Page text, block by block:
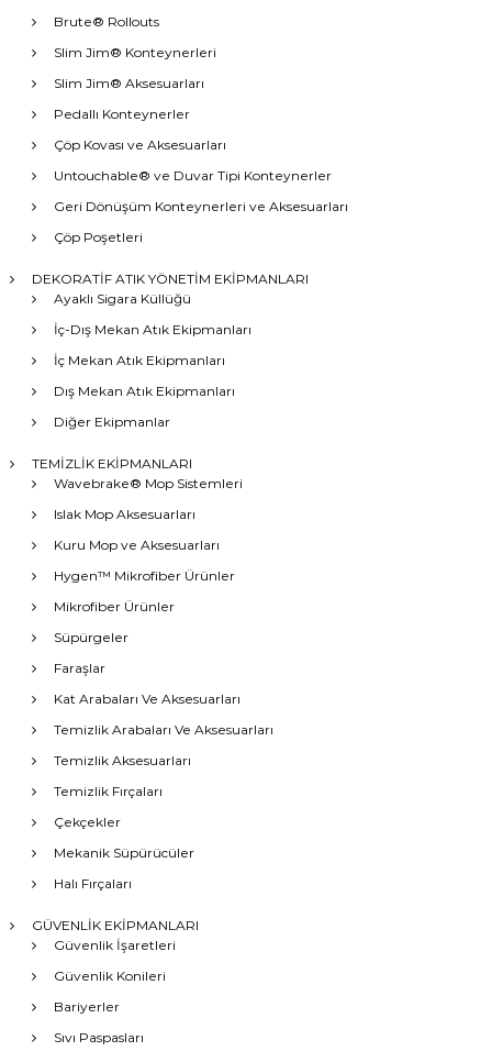
Brute® Rollouts
Slim Jim® Konteynerleri
Slim Jim® Aksesuarları
Pedallı Konteynerler
Çöp Kovası ve Aksesuarları
Untouchable® ve Duvar Tipi Konteynerler
Geri Dönüşüm Konteynerleri ve Aksesuarları
Çöp Poşetleri
DEKORATİF ATIK YÖNETİM EKİPMANLARI
Ayaklı Sigara Küllüğü
İç-Dış Mekan Atık Ekipmanları
İç Mekan Atık Ekipmanları
Dış Mekan Atık Ekipmanları
Diğer Ekipmanlar
TEMİZLİK EKİPMANLARI
Wavebrake® Mop Sistemleri
Islak Mop Aksesuarları
Kuru Mop ve Aksesuarları
Hygen™ Mikrofiber Ürünler
Mikrofiber Ürünler
Süpürgeler
Faraşlar
Kat Arabaları Ve Aksesuarları
Temizlik Arabaları Ve Aksesuarları
Temizlik Aksesuarları
Temizlik Fırçaları
Çekçekler
Mekanik Süpürücüler
Halı Fırçaları
GÜVENLİK EKİPMANLARI
Güvenlik İşaretleri
Güvenlik Konileri
Bariyerler
Sıvı Paspasları